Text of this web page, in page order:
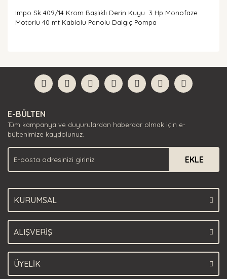
Impo Sk 409/14 Krom Başlıklı Derin Kuyu 3 Hp Monofaze
Motorlu 40 mt Kablolu Panolu Dalgıç Pompa
Yorum Yaz
formunu kullanarak tarafımıza iletebilirsiniz.
Görüş ve önerileriniz için teşekkür ederiz.
Ürün açıklamasında eksik bilgiler bulunuyor.
Ürün bilgilerinde hatalar bulunuyor.
Ürün fiyatı diğer sitelerden daha pahalı.
Bu ürüne benzer farklı alternatifler olmalı.
E-BÜLTEN
Tüm kampanya ve duyurulardan haberdar olmak için e-
bültenimize kaydolunuz.
EKLE
KURUMSAL
ALIŞVERİŞ
ÜYELİK